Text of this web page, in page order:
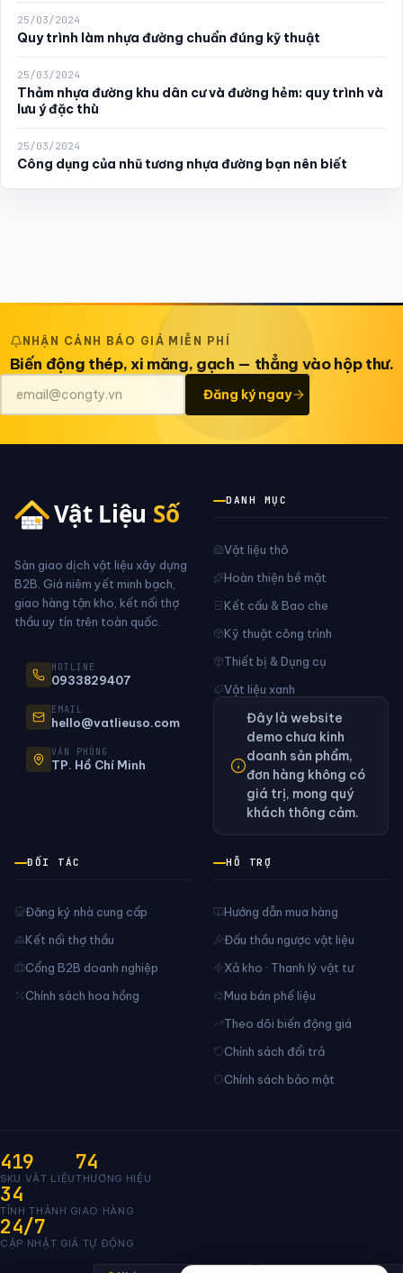
25/03/2024
Quy trình làm nhựa đường chuẩn đúng kỹ thuật
25/03/2024
Thảm nhựa đường khu dân cư và đường hẻm: quy trình và
lưu ý đặc thù
25/03/2024
Công dụng của nhũ tương nhựa đường bạn nên biết
NHẬN CẢNH BÁO GIÁ MIỄN PHÍ
Biến động thép, xi măng, gạch — thẳng vào hộp thư.
Đăng ký ngay
Sàn giao dịch vật liệu xây dựng
B2B. Giá niêm yết minh bạch,
giao hàng tận kho, kết nối thợ
thầu uy tín trên toàn quốc.
HOTLINE
0933829407
EMAIL
hello@vatlieuso.com
VĂN PHÒNG
TP. Hồ Chí Minh
DANH MỤC
Vật liệu thô
Hoàn thiện bề mặt
Kết cấu & Bao che
Kỹ thuật công trình
Thiết bị & Dụng cụ
Vật liệu xanh
ĐỐI TÁC
Đăng ký nhà cung cấp
Kết nối thợ thầu
Cổng B2B doanh nghiệp
Chính sách hoa hồng
HỖ TRỢ
Hướng dẫn mua hàng
Đấu thầu ngược vật liệu
Xả kho · Thanh lý vật tư
Mua bán phế liệu
Theo dõi biến động giá
Chính sách đổi trả
Chính sách bảo mật
Đây là website
demo chưa kinh
doanh sản phẩm,
đơn hàng không có
giá trị, mong quý
khách thông cảm.
419
SKU VẬT LIỆU
74
THƯƠNG HIỆU
34
TỈNH THÀNH GIAO HÀNG
24/7
CẬP NHẬT GIÁ TỰ ĐỘNG